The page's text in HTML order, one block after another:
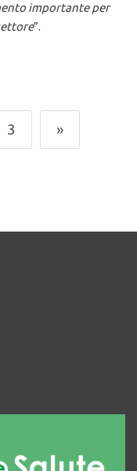
importante per
”.
3 »